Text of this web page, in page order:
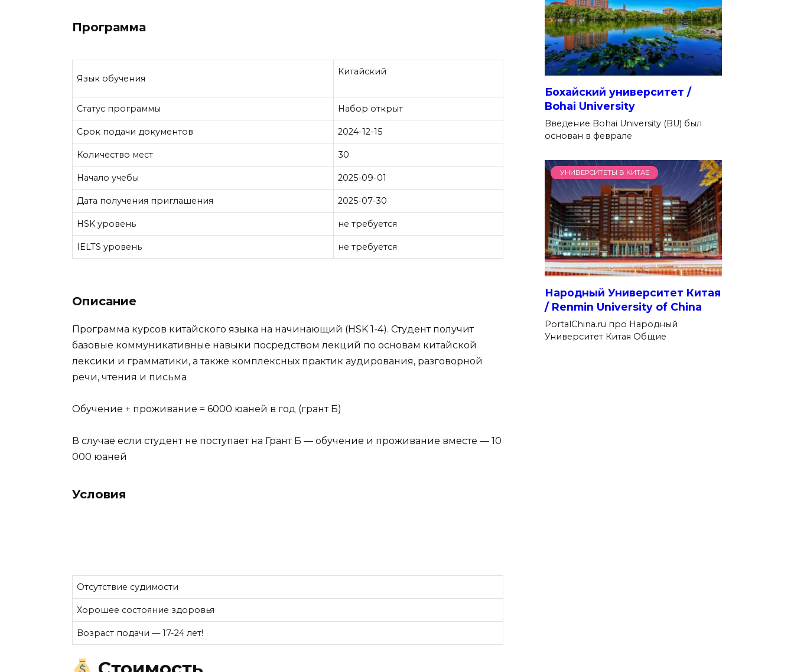
Программа
Язык обучения
Китайский
Статус программы Набор открыт
Срок подачи документов 2024-12-15
Количество мест 30
Начало учебы 2025-09-01
Дата получения приглашения 2025-07-30
HSK уровень не требуется
IELTS уровень не требуется
Описание
Программа курсов китайского языка на начинающий (HSK 1-4). Студент получит
базовые коммуникативные навыки посредством лекций по основам китайской
лексики и грамматики, а также комплексных практик аудирования, разговорной
речи, чтения и письма
Обучение + проживание = 6000 юаней в год (грант Б)
В случае если студент не поступает на Грант Б — обучение и проживание вместе — 10
000 юаней
Условия
Отсутствие судимости
Хорошее состояние здоровья
Возраст подачи — 17-24 лет!
Бохайский университет /
Bohai University
Введение Bohai University (BU) был
основан в феврале
УНИВЕРСИТЕТЫ В КИТАЕ
Народный Университет Китая
/ Renmin University of China
PortalChina.ru про Народный
Университет Китая Общие